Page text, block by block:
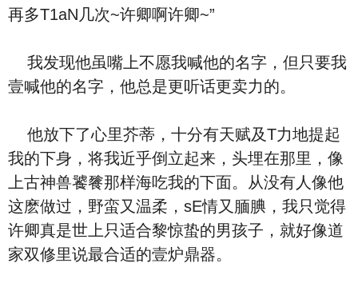
再多T1aN几次~许卿啊许卿~”
我发现他虽嘴上不愿我喊他的名字，但只要我
壹喊他的名字，他总是更听话更卖力的。
他放下了心里芥蒂，十分有天赋及T力地提起
我的下身，将我近乎倒立起来，头埋在那里，像
上古神兽饕餮那样海吃我的下面。从没有人像他
这麽做过，野蛮又温柔，sE情又腼腆，我只觉得
许卿真是世上只适合黎惊蛰的男孩子，就好像道
家双修里说最合适的壹炉鼎器。